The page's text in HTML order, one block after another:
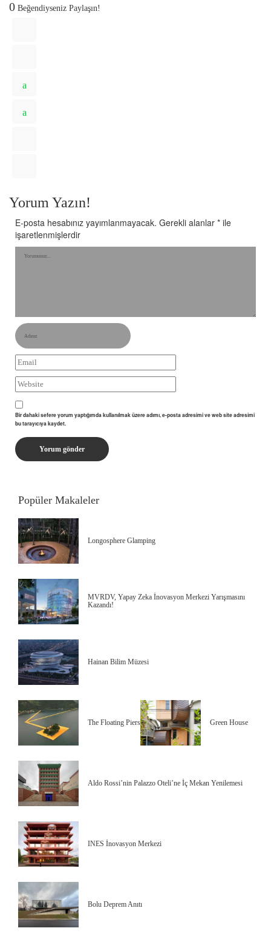
0 Beğendiyseniz Paylaşın!
Yorum Yazın!
E-posta hesabınız yayımlanmayacak. Gerekli alanlar * ile
işaretlenmişlerdir
Bir dahaki sefere yorum yaptığımda kullanılmak üzere adımı, e-posta adresimi ve web site adresimi
bu tarayıcıya kaydet.
Popüler Makaleler
Longosphere Glamping
MVRDV, Yapay Zeka İnovasyon Merkezi Yarışmasını
Kazandı!
Hainan Bilim Müzesi
The Floating Piers Green House
Aldo Rossi’nin Palazzo Oteli’ne İç Mekan Yenilemesi
INES İnovasyon Merkezi
Bolu Deprem Anıtı